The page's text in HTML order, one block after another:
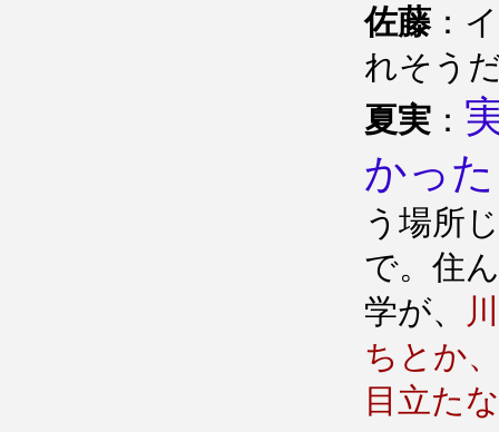
佐藤：
れそう
夏実 ：
かった
う場所
で。住
学が、
ちとか
目立た